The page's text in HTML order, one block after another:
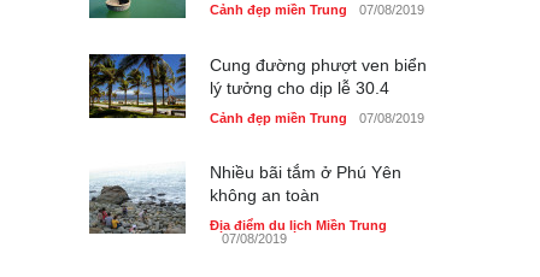
Cảnh đẹp miền Trung 07/08/2019
Cung đường phượt ven biển
lý tưởng cho dịp lễ 30.4
Cảnh đẹp miền Trung 07/08/2019
Nhiều bãi tắm ở Phú Yên
không an toàn
Địa điểm du lịch Miền Trung
07/08/2019